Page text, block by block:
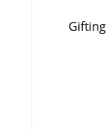
Gifting